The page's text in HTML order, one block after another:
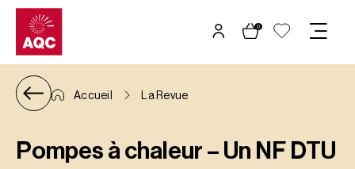
Panneau de gestion des cookies
0
Accueil La Revue
Pompes à chaleur – Un NF DTU